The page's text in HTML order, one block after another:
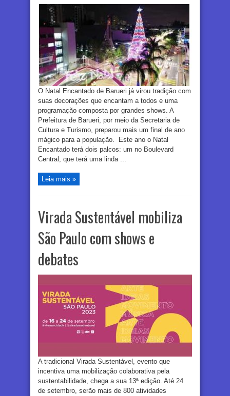
O Natal Encantado de Barueri já virou tradição com
suas decorações que encantam a todos e uma
programação composta por grandes shows. A
Prefeitura de Barueri, por meio da Secretaria de
Cultura e Turismo, preparou mais um final de ano
mágico para a população. Este ano o Natal
Encantado terá dois palcos: um no Boulevard
Central, que terá uma linda ...
Leia mais »
Virada Sustentável mobiliza
São Paulo com shows e
debates
A tradicional Virada Sustentável, evento que
incentiva uma mobilização colaborativa pela
sustentabilidade, chega a sua 13ª edição. Até 24
de setembro, serão mais de 800 atividades